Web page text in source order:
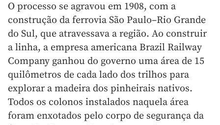
O processo se agravou em 1908, com a
construção da ferrovia São Paulo–Rio Grande
do Sul, que atravessava a região. Ao construir
a linha, a empresa americana Brazil Railway
Company ganhou do governo uma área de 15
quilômetros de cada lado dos trilhos para
explorar a madeira dos pinheirais nativos.
Todos os colonos instalados naquela área
foram enxotados pelo corpo de segurança da